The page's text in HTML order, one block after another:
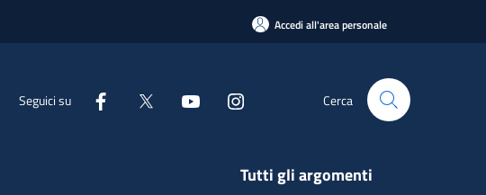
Accedi all'area personale
Seguici su Cerca
Tutti gli argomenti